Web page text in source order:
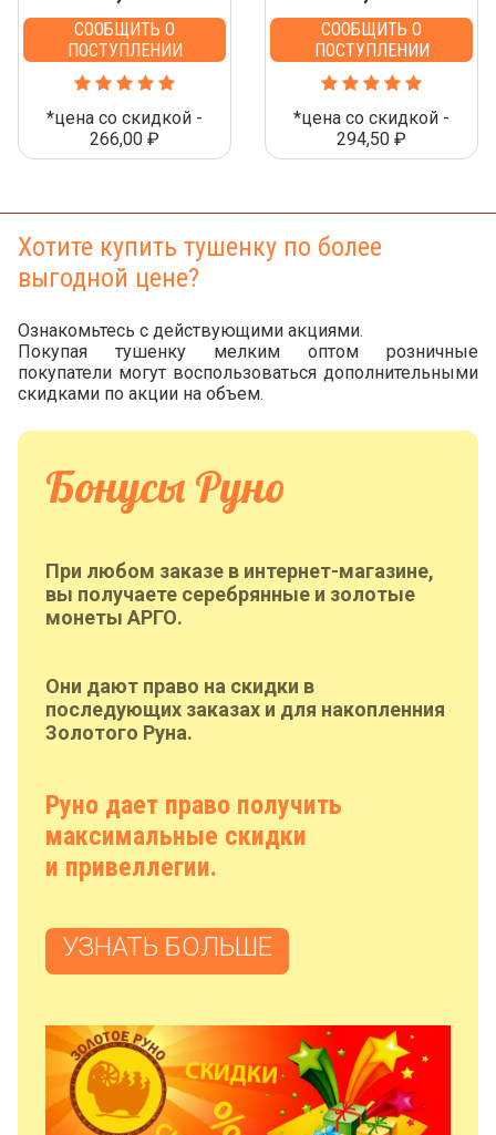
СООБЩИТЬ О
ПОСТУПЛЕНИИ
*цена со скидкой -
266,00 ₽
СООБЩИТЬ О
ПОСТУПЛЕНИИ
*цена со скидкой -
294,50 ₽
Хотите купить тушенку по более
выгодной цене?
Ознакомьтесь с действующими акциями.
Покупая тушенку мелким оптом розничные
покупатели могут воспользоваться дополнительными
скидками по акции на объем.
Бонусы Руно
При любом заказе в интернет-магазине,
вы получаете серебрянные и золотые
монеты АРГО.
Они дают право на скидки в
последующих заказах и для накопленния
Золотого Руна.
Руно дает право получить
максимальные скидки
и привеллегии.
УЗНАТЬ БОЛЬШЕ